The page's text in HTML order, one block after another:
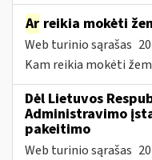
Ar reikia mokėti
Web turinio sąrašas
Kam reikia mokėti
Dėl Lietuvos
Administravimo
pakeitimo
Web turinio sąrašas